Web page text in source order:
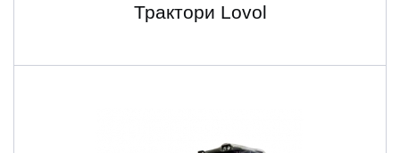
Трактори Lovol